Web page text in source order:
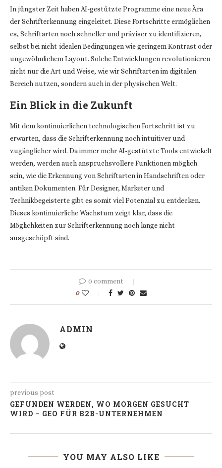
In jüngster Zeit haben AI-gestützte Programme eine neue Ära
der Schrifterkennung eingeleitet. Diese Fortschritte ermöglichen
es, Schriftarten noch schneller und präziser zu identifizieren,
selbst bei nicht-idealen Bedingungen wie geringem Kontrast oder
ungewöhnlichem Layout. Solche Entwicklungen revolutionieren
nicht nur die Art und Weise, wie wir Schriftarten im digitalen
Bereich nutzen, sondern auch in der physischen Welt.
Ein Blick in die Zukunft
Mit dem kontinuierlichen technologischen Fortschritt ist zu
erwarten, dass die Schrifterkennung noch intuitiver und
zugänglicher wird. Da immer mehr AI-gestützte Tools entwickelt
werden, werden auch anspruchsvollere Funktionen möglich
sein, wie die Erkennung von Schriftarten in Handschriften oder
antiken Dokumenten. Für Designer, Marketer und
Technikbegeisterte gibt es somit viel Potenzial zu entdecken.
Dieses kontinuierliche Wachstum zeigt klar, dass die
Möglichkeiten zur Schrifterkennung noch lange nicht
ausgeschöpft sind.
0 comment
0
ADMIN
previous post
GEFUNDEN WERDEN, WO MORGEN GESUCHT
WIRD – GEO FÜR B2B-UNTERNEHMEN
YOU MAY ALSO LIKE